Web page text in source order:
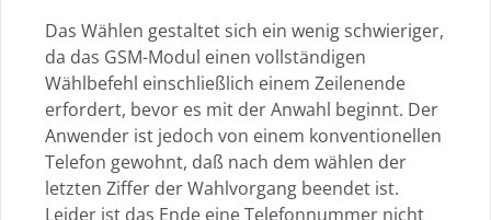
Das Wählen gestaltet sich ein wenig schwieriger,
da das GSM-Modul einen vollständigen
Wählbefehl einschließlich einem Zeilenende
erfordert, bevor es mit der Anwahl beginnt. Der
Anwender ist jedoch von einem konventionellen
Telefon gewohnt, daß nach dem wählen der
letzten Ziffer der Wahlvorgang beendet ist.
Leider ist das Ende eine Telefonnummer nicht